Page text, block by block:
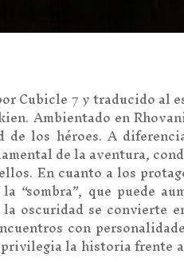
Cubicle 7 y traducido al
Ambientado en
de los héroes. A
de la aventura,
En cuanto a los
“sombra”, que puede
oscuridad se convierte
con
la historia frente